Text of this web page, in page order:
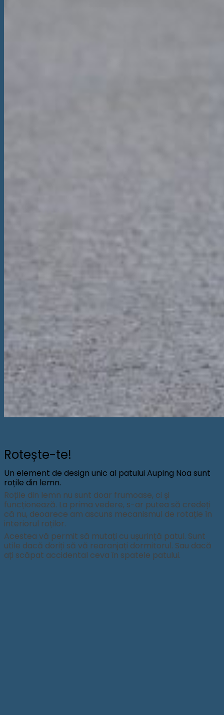
Rotește-te!
Un element de design unic al patului Auping Noa sunt
roțile din lemn.
Roțile din lemn nu sunt doar frumoase, ci și
funcționează. La prima vedere, s-ar putea să credeți
că nu, deoarece am ascuns mecanismul de rotație în
interiorul roților.
Acestea vă permit să mutați cu ușurință patul. Sunt
utile dacă doriți să vă rearanjați dormitorul. Sau dacă
ați scăpat accidental ceva în spatele patului.